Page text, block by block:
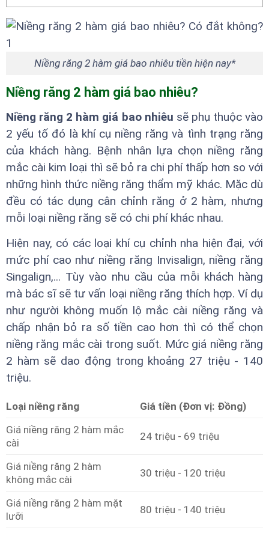
Niềng răng 2 hàm giá bao nhiêu tiền hiện nay*
Niềng răng 2 hàm giá bao nhiêu?
Niềng răng 2 hàm giá bao nhiêu sẽ phụ thuộc vào
2 yếu tố đó là khí cụ niềng răng và tình trạng răng
của khách hàng. Bệnh nhân lựa chọn niềng răng
mắc cài kim loại thì sẽ bỏ ra chi phí thấp hơn so với
những hình thức niềng răng thẩm mỹ khác. Mặc dù
đều có tác dụng cân chỉnh răng ở 2 hàm, nhưng
mỗi loại niềng răng sẽ có chi phí khác nhau.
Hiện nay, có các loại khí cụ chỉnh nha hiện đại, với
mức phí cao như niềng răng Invisalign, niềng răng
Singalign,... Tùy vào nhu cầu của mỗi khách hàng
mà bác sĩ sẽ tư vấn loại niềng răng thích hợp. Ví dụ
như người không muốn lộ mắc cài niềng răng và
chấp nhận bỏ ra số tiền cao hơn thì có thể chọn
niềng răng mắc cài trong suốt. Mức giá niềng răng
2 hàm sẽ dao động trong khoảng 27 triệu - 140
triệu.
Loại niềng răng
Giá tiền (Đơn vị: Đồng)
Giá niềng răng 2 hàm mắc
cài
24 triệu - 69 triệu
Giá niềng răng 2 hàm
không mắc cài
30 triệu - 120 triệu
Giá niềng răng 2 hàm mặt
lưỡi
80 triệu - 140 triệu